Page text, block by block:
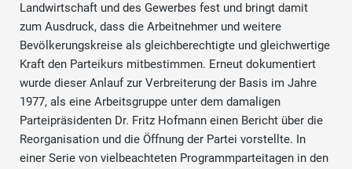
Landwirtschaft und des Gewerbes fest und bringt damit
zum Ausdruck, dass die Arbeitnehmer und weitere
Bevölkerungskreise als gleichberechtigte und gleichwertige
Kraft den Parteikurs mitbestimmen. Erneut dokumentiert
wurde dieser Anlauf zur Verbreiterung der Basis im Jahre
1977, als eine Arbeitsgruppe unter dem damaligen
Parteipräsidenten Dr. Fritz Hofmann einen Bericht über die
Reorganisation und die Öffnung der Partei vorstellte. In
einer Serie von vielbeachteten Programmparteitagen in den